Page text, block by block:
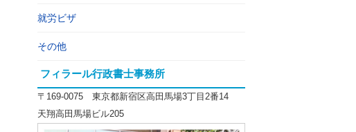
就労ビザ
その他
フィラール行政書士事務所
〒169-0075 東京都新宿区高田馬場3丁目2番14
天翔高田馬場ビル205